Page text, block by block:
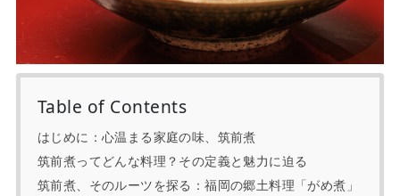
Table of Contents
はじめに：心温まる家庭の味、筑前煮
筑前煮ってどんな料理？その定義と魅力に迫る
筑前煮、そのルーツを探る：福岡の郷土料理「がめ煮」